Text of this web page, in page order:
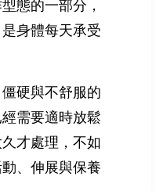
態的一部分，
身體每天承受
硬與不舒服的
需要適時放鬆
才處理，不如
、伸展與保養